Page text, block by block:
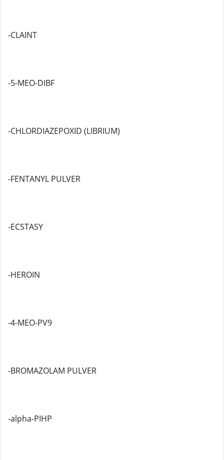
-CLAINT
-5-MEO-DIBF
-CHLORDIAZEPOXID (LIBRIUM)
-FENTANYL PULVER
-ECSTASY
-HEROIN
-4-MEO-PV9
-BROMAZOLAM PULVER
-alpha-PIHP